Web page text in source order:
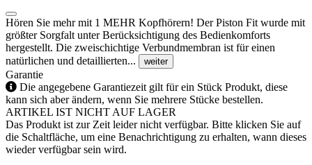
Hören Sie mehr mit 1 MEHR Kopfhörern! Der Piston Fit wurde mit
größter Sorgfalt unter Berücksichtigung des Bedienkomforts
hergestellt. Die zweischichtige Verbundmembran ist für einen
natürlichen und detaillierten...
weiter
Garantie
Die angegebene Garantiezeit gilt für ein Stück Produkt, diese
kann sich aber ändern, wenn Sie mehrere Stücke bestellen.
ARTIKEL IST NICHT AUF LAGER
Das Produkt ist zur Zeit leider nicht verfügbar. Bitte klicken Sie auf
die Schaltfläche, um eine Benachrichtigung zu erhalten, wann dieses
wieder verfügbar sein wird.